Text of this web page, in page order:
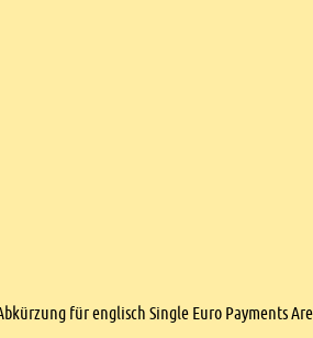
für englisch Single Euro Payments